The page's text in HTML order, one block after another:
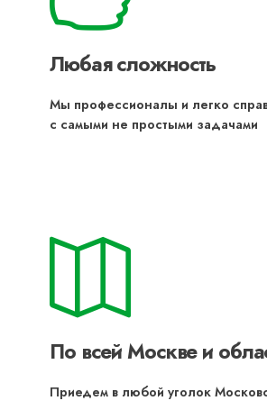
Любая сложность
Мы профессионалы и легко
с самыми не простыми задачами
По всей Москве и
Приедем в любой уголок